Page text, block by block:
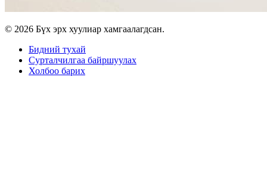
© 2026 Бүх эрх хуулиар хамгаалагдсан.
Бидний тухай
Сурталчилгаа байршуулах
Холбоо барих